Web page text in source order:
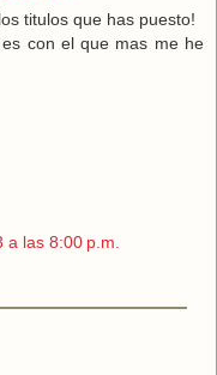
titulos que has puesto!
con el que mas me he
las 8:00 p.m.